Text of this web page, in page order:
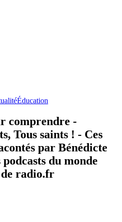
Éducation
comprendre -
Tous saints ! - Ces
par Bénédicte
du monde
radio.fr